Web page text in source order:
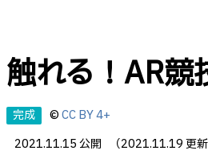
触れる！AR競
完成 ©CC BY 4+
2021.11.15 公開
（2021.11.19 更新